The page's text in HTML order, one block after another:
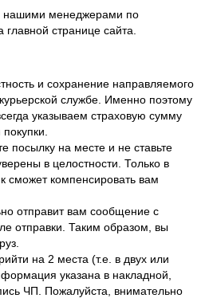
нашими менеджерами по
странице сайта.
и сохранение направляемого
службе. Именно поэтому
указываем страховую сумму
посылку на месте и не ставьте
в целостности. Только в
сможет компенсировать вам
отправит вам сообщение с
отправки. Таким образом, вы
на 2 места (т.е. в двух или
указана в накладной,
ЧП. Пожалуйста, внимательно